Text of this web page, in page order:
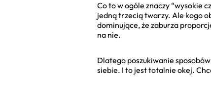
Co to w ogóle znaczy “wysokie
jedną trzecią twarzy. Ale kogo
dominujące, że zaburza
na nie.
Dlatego poszukiwanie
siebie. I to jest totalnie okej.